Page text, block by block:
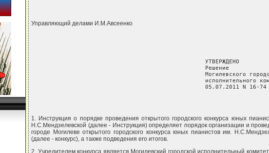
Управляющий делами И.М.Авсеенко
                                                   УТВЕРЖДЕНО
                                                   Решение
Могилевского
исполнительного
                                                   05.07.2011 N 16-74
1. Инструкция о порядке проведения открытого городского конкурса юных
Н.С.Мендзелевской (далее - Инструкция) определяет порядок организации и
городе Могилеве открытого городского конкурса юных пианистов им.
(далее - конкурс), а также подведения его итогов.
2. Учредителем конкурса является Могилевский городской исполнительный